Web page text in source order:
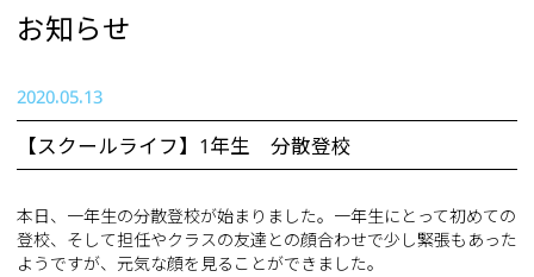
お知らせ
2020.05.13
【スクールライフ】1年生 分散登校
本日、一年生の分散登校が始まりました。一年生にとって初めての
登校、そして担任やクラスの友達との顔合わせで少し緊張もあった
ようですが、元気な顔を見ることができました。